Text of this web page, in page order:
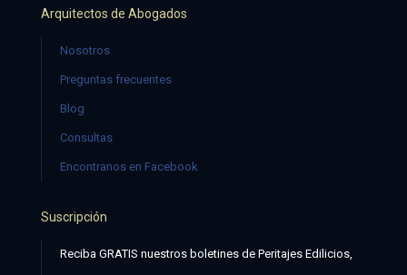
Arquitectos de Abogados
Nosotros
Preguntas frecuentes
Blog
Consultas
Encontranos en Facebook
Suscripción
Reciba GRATIS nuestros boletines de Peritajes Edilicios,